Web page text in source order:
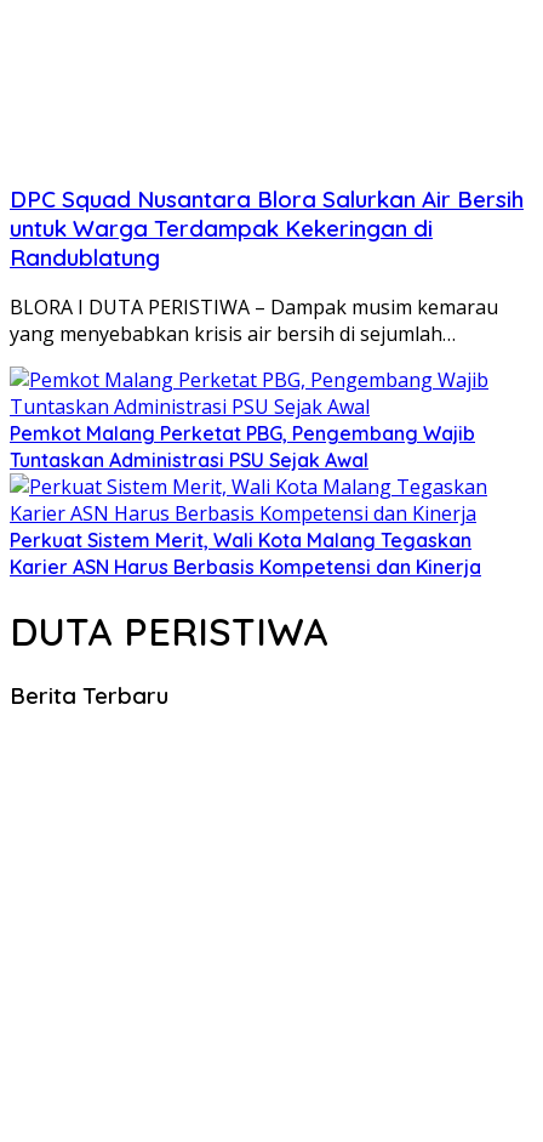
DPC Squad Nusantara Blora Salurkan Air Bersih
untuk Warga Terdampak Kekeringan di
Randublatung
BLORA I DUTA PERISTIWA – Dampak musim kemarau
yang menyebabkan krisis air bersih di sejumlah…
Pemkot Malang Perketat PBG, Pengembang Wajib
Tuntaskan Administrasi PSU Sejak Awal
Perkuat Sistem Merit, Wali Kota Malang Tegaskan
Karier ASN Harus Berbasis Kompetensi dan Kinerja
DUTA PERISTIWA
Berita Terbaru